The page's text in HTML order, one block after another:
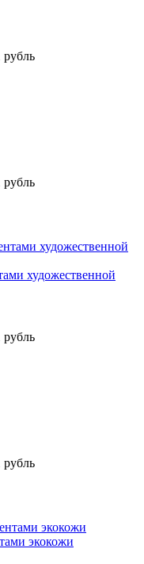
рубль
рубль
художественной
рубль
рубль
экокожи